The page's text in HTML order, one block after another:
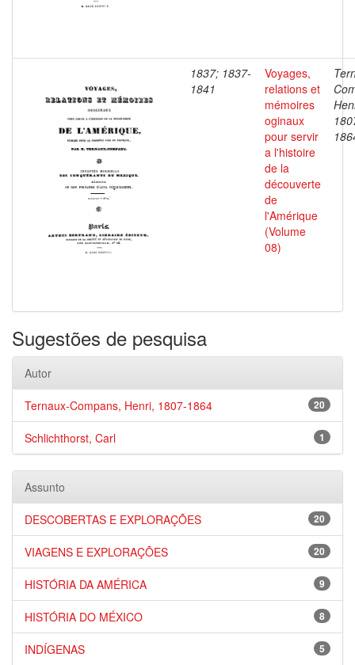
1837; 1837-
1841
Voyages,
relations et
mémoires
oginaux
pour servir
a l'histoire
de la
découverte
de
l'Amérique
(Volume
08)
Sugestões de pesquisa
Autor
20
Ternaux-Compans, Henri, 1807-1864
1
Schlichthorst, Carl
Assunto
20
DESCOBERTAS E EXPLORAÇÕES
20
VIAGENS E EXPLORAÇÕES
9
HISTÓRIA DA AMÉRICA
8
HISTÓRIA DO MÉXICO
5
INDÍGENAS